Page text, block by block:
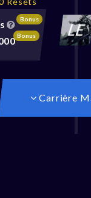
Bonus
Bonus
Carrière